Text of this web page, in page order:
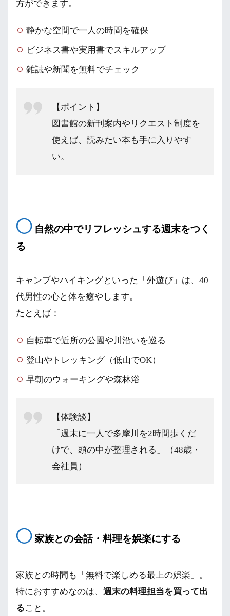
方ができます。
静かな空間で一人の時間を確保
ビジネス書や実用書でスキルアップ
雑誌や新聞を無料でチェック
【ポイント】
図書館の新刊案内やリクエスト制度を
使えば、読みたい本も手に入りやす
い。
◯自然の中でリフレッシュする週末をつく
る
キャンプやハイキングといった「外遊び」は、40
代男性の心と体を癒やします。
たとえば：
自転車で近所の公園や川沿いを巡る
登山やトレッキング（低山でOK）
早朝のウォーキングや森林浴
【体験談】
「週末に一人で多摩川を2時間歩くだ
けで、頭の中が整理される」（48歳・
会社員）
◯家族との会話・料理を娯楽にする
家族との時間も「無料で楽しめる最上の娯楽」。
特におすすめなのは、 週末の料理担当を買って出
ること。